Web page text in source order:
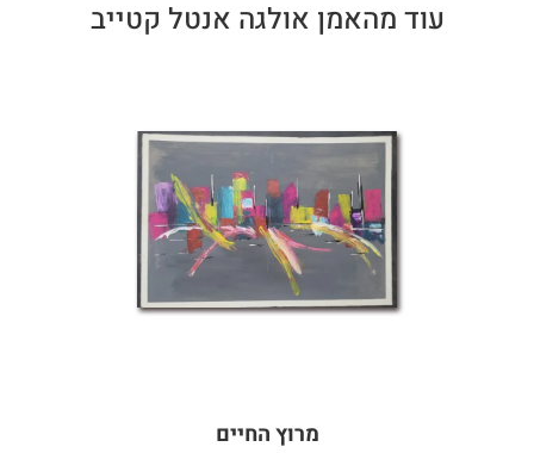
עוד מהאמן אולגה אנטל קטייב
מרוץ החיים